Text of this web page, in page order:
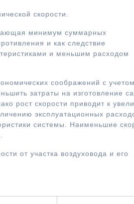
скорости.
минимум суммарных
и как следствие
и меньшим расходом
соображений с
затраты на изготовление
рост скорости приводит к
эксплуатационных
системы. Наименьшие
от участка воздуховода и его